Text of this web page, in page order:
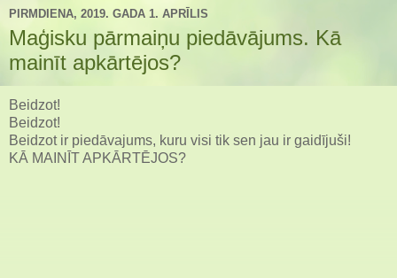
PIRMDIENA, 2019. GADA 1. APRĪLIS
Maģisku pārmaiņu piedāvājums. Kā
mainīt apkārtējos?
Beidzot!
Beidzot!
Beidzot ir piedāvajums, kuru visi tik sen jau ir gaidījuši!
KĀ MAINĪT APKĀRTĒJOS?